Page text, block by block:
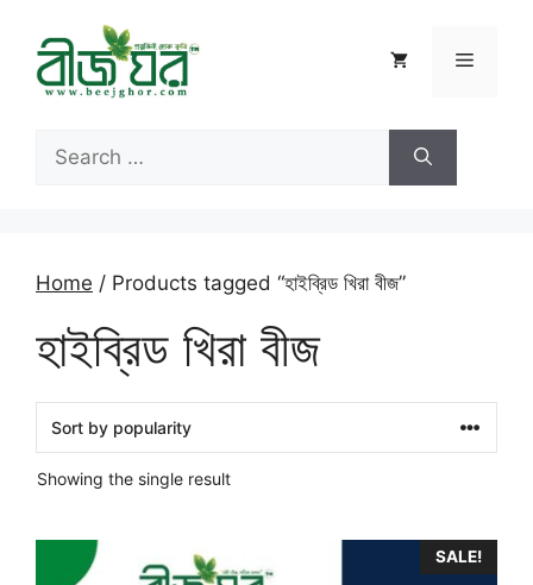
content
Menu
for:
Home / Products tagged “হাইব্রিড খিরা বীজ”
হাইব্রিড খিরা বীজ
Showing the single result
SALE!